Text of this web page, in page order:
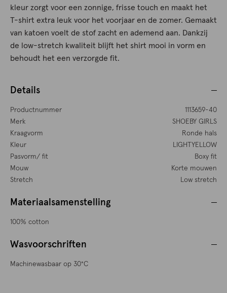
kleur zorgt voor een zonnige, frisse touch en maakt het
T-shirt extra leuk voor het voorjaar en de zomer. Gemaakt
van katoen voelt de stof zacht en ademend aan. Dankzij
de low-stretch kwaliteit blijft het shirt mooi in vorm en
behoudt het een verzorgde fit.
Details
Productnummer
1113659-40
Merk
SHOEBY GIRLS
Kraagvorm
Ronde hals
Kleur
LIGHTYELLOW
Pasvorm/ fit
Boxy fit
Mouw
Korte mouwen
Stretch
Low stretch
Materiaalsamenstelling
100% cotton
Wasvoorschriften
Machinewasbaar op 30°C